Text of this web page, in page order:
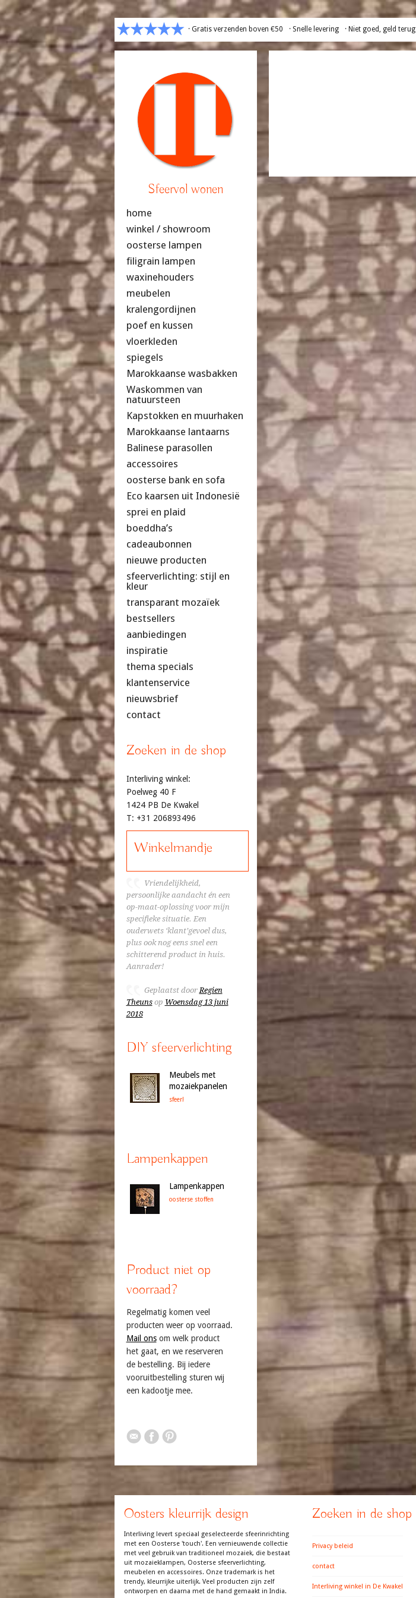
· Gratis verzenden boven €50 · Snelle levering · Niet goed, geld terug
Sfeervol wonen
home
winkel / showroom
oosterse lampen
filigrain lampen
waxinehouders
meubelen
kralengordijnen
poef en kussen
vloerkleden
spiegels
Marokkaanse wasbakken
Waskommen van
natuursteen
Kapstokken en muurhaken
Marokkaanse lantaarns
Balinese parasollen
accessoires
oosterse bank en sofa
Eco kaarsen uit Indonesië
sprei en plaid
boeddha’s
cadeaubonnen
nieuwe producten
sfeerverlichting: stijl en
kleur
transparant mozaïek
bestsellers
aanbiedingen
inspiratie
thema specials
klantenservice
nieuwsbrief
contact
Zoeken in de shop
Interliving winkel:
Poelweg 40 F
1424 PB De Kwakel
T: +31 206893496
Winkelmandje
Vriendelijkheid,
persoonlijke aandacht én een
op-maat-oplossing voor mijn
specifieke situatie. Een
ouderwets ‘klant’gevoel dus,
plus ook nog eens snel een
schitterend product in huis.
Aanrader!
Geplaatst doorRegien
Theunsop Woensdag 13 juni
2018
DIY sfeerverlichting
Meubels met
mozaiekpanelen
sfeer!
Lampenkappen
Lampenkappen
oosterse stoffen
Product niet op
voorraad?
Regelmatig komen veel
producten weer op voorraad.
Mail onsom welk product
het gaat, en we reserveren
de bestelling. Bij iedere
vooruitbestelling sturen wij
een kadootje mee.
Oosters kleurrijk design
Interliving levert speciaal geselecteerde sfeerinrichting
met een Oosterse 'touch'. Een vernieuwende collectie
met veel gebruik van traditioneel mozaiek, die bestaat
uit mozaieklampen, Oosterse sfeerverlichting,
meubelen en accessoires. Onze trademark is het
trendy, kleurrijke uiterlijk. Veel producten zijn zelf
ontworpen en daarna met de hand gemaakt in India.
Zoeken in de shop
Privacy beleid
contact
Interliving winkel in De Kwakel